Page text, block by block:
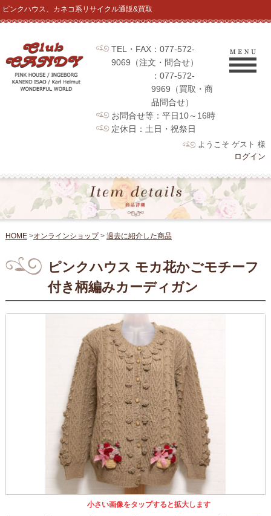
ピンクハウス、カネコ系リサイクル通販&買取
TEL・FAX：077-572-
9069（注文・問合せ）
：077-572-
9969（買取・商
品問合せ）
お問合せ等：平日10～16時
定休日：土日・祝祭日
ようこそ ゲスト 様
ログイン
HOME>オンラインショップ> 過去に紹介した商品
ピンクハウス モカ花かごモチーフ
付き柄編みカーディガン
小さい画像をタップすると拡大します